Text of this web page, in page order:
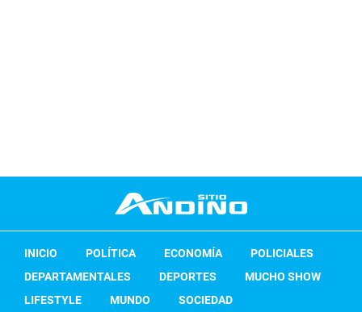
INICIO POLÍTICA ECONOMÍA
POLICIALES
DEPARTAMENTALES
DEPORTES
MUCHO SHOW
LIFESTYLE
MUNDO SOCIEDAD